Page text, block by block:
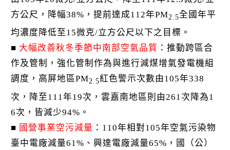
方公尺，降幅38%，提前達成112年PM2.5全國年平
均濃度降低至15微克/立方公尺以下之目標。
■ 大幅改善秋冬季節中南部空氣品質 ：推動跨區合
作及管制，強化管制作為與進行減煤增氣發電機組
調度，高屏地區PM2.5紅色警示次數由105年338
次，降至111年19次，雲嘉南地區則由261次降為1
6次，皆減少94%。
■ 國營事業空污減量 ：110年相對105年空氣污染物
臺中電廠減量61%、興達電廠減量65%，國（公）